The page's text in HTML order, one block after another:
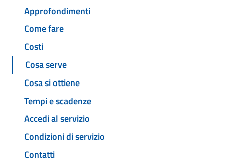
Approfondimenti
Come fare
Costi
Cosa serve
Cosa si ottiene
Tempi e scadenze
Accedi al servizio
Condizioni di servizio
Contatti